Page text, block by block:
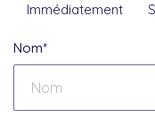
Immédiatement
Nom*